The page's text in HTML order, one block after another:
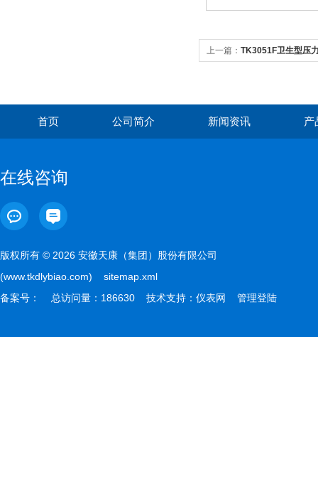
上一篇： TK3051F卫生型压
首页 公司简介 新闻资讯 产
在线咨询
版权所有 © 2026 安徽天康（集团）股份有限公司
(www.tkdlybiao.com) sitemap.xml
备案号：
总访问量：186630 技术支持： 仪表网 管理登陆